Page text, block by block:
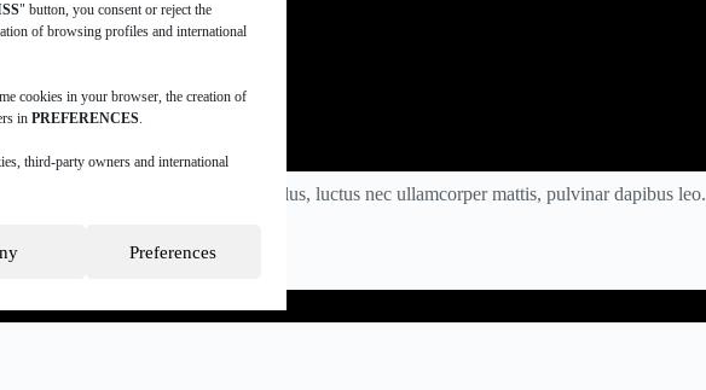
" button, you consent or reject the
of browsing profiles and international
cookies in your browser, the creation of
in PREFERENCES.
third-party owners and international
Preferences
adipiscing elit. Ut elit tellus, luctus nec ullamcorper mattis, pulvinar dapibus leo.